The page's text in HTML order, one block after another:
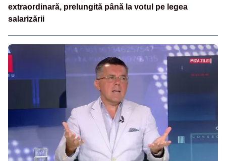
extraordinară, prelungită până la votul pe legea
salarizării